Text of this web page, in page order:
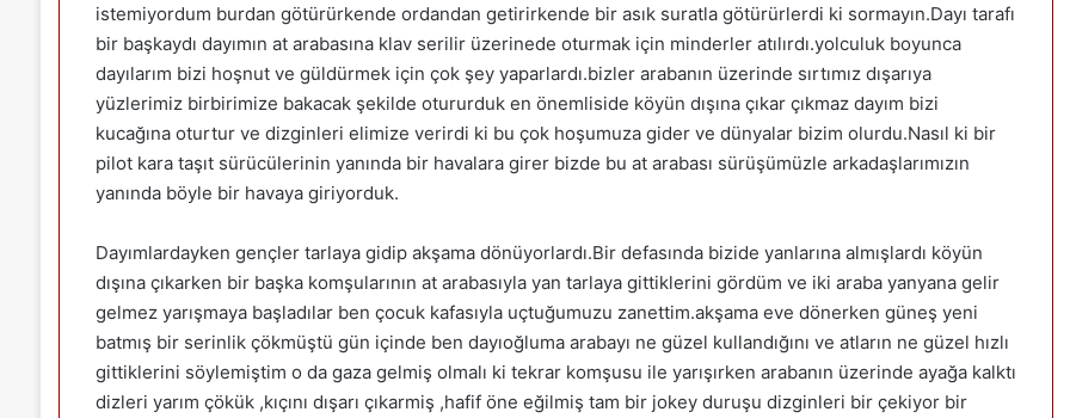
istemiyordum burdan götürürkende ordandan getirirkende bir asık suratla götürürlerdi ki sormayın.Dayı tarafı
bir başkaydı dayımın at arabasına klav serilir üzerinede oturmak için minderler atılırdı.yolculuk boyunca
dayılarım bizi hoşnut ve güldürmek için çok şey yaparlardı.bizler arabanın üzerinde sırtımız dışarıya
yüzlerimiz birbirimize bakacak şekilde otururduk en önemliside köyün dışına çıkar çıkmaz dayım bizi
kucağına oturtur ve dizginleri elimize verirdi ki bu çok hoşumuza gider ve dünyalar bizim olurdu.Nasıl ki bir
pilot kara taşıt sürücülerinin yanında bir havalara girer bizde bu at arabası sürüşümüzle arkadaşlarımızın
yanında böyle bir havaya giriyorduk.
Dayımlardayken gençler tarlaya gidip akşama dönüyorlardı.Bir defasında bizide yanlarına almışlardı köyün
dışına çıkarken bir başka komşularının at arabasıyla yan tarlaya gittiklerini gördüm ve iki araba yanyana gelir
gelmez yarışmaya başladılar ben çocuk kafasıyla uçtuğumuzu zanettim.akşama eve dönerken güneş yeni
batmış bir serinlik çökmüştü gün içinde ben dayıoğluma arabayı ne güzel kullandığını ve atların ne güzel hızlı
gittiklerini söylemiştim o da gaza gelmiş olmalı ki tekrar komşusu ile yarışırken arabanın üzerinde ayağa kalktı
dizleri yarım çökük ,kıçını dışarı çıkarmiş ,hafif öne eğilmiş tam bir jokey duruşu dizginleri bir çekiyor bir